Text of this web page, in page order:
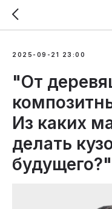
2025-09-21 23:00
"От
Из каких
делать
будущего?"